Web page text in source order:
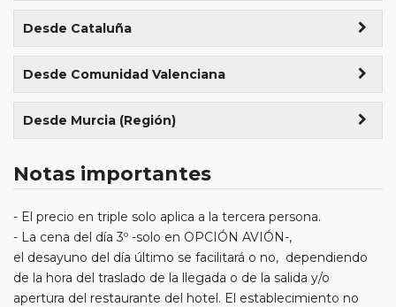
Desde Cataluña
Desde Comunidad Valenciana
Desde Murcia (Región)
Notas importantes
- El precio en triple solo aplica a la tercera persona.
- La cena del día 3º -solo en OPCIÓN AVIÓN-,
el desayuno del día último se facilitará o no, dependiendo
de la hora del traslado de la llegada o de la salida y/o
apertura del restaurante del hotel. El establecimiento no